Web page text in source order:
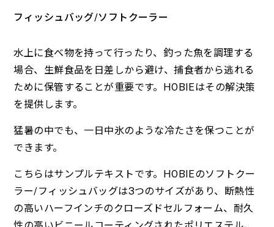
フィッシュバッグ/ソフトクーラー
水上に食べ物を持って行ったり、釣った魚を調理する
場合、生鮮食品を日差しから避け、捕食者から逃れる
ために保管することが重要です。HOBIEはその解決策
を提供します。
猛暑の中でも、一日中氷のような冷たさを保つことが
できます。
こちらはサンプルテキストです。HOBIEのソフトクー
ラー/フィッシュバッグは3つのサイズがあり、断熱性
の高いハーフインチのクローズドセルフォーム、耐久